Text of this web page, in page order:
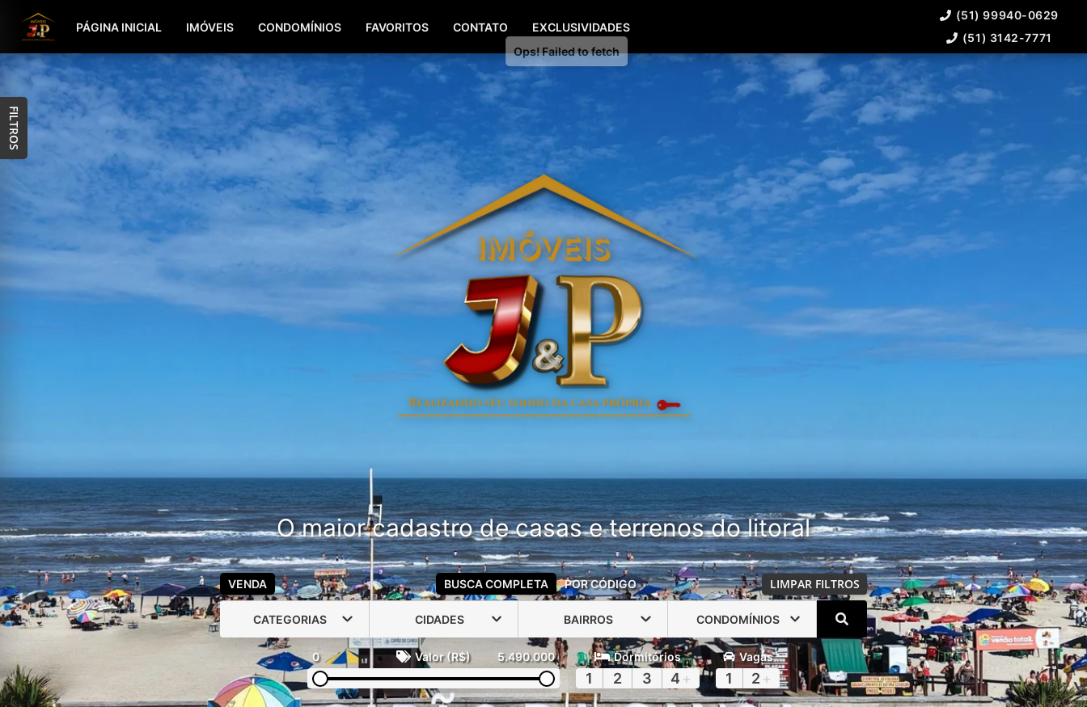
(51) 99940-0629 (51) 3142-7771
PÁGINA INICIAL IMÓVEIS CONDOMÍNIOS FAVORITOS CONTATO EXCLUSIVIDADES
(51) 99940-0629
(51) 3142-7771
O maior cadastro de casas e terrenos do litoral
VENDA BUSCA COMPLETA POR CÓDIGO LIMPAR FILTROS
CATEGORIAS CIDADES BAIRROS CONDOMÍNIOS
0 Valor (R$) 5.490.000 Dormitórios
1 2 3 4 +
Vagas
1 2 +
FILTROS